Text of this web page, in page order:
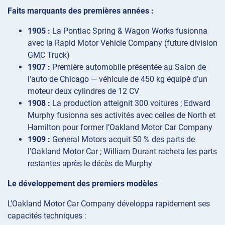
Faits marquants des premières années :
1905 : La Pontiac Spring & Wagon Works fusionna
avec la Rapid Motor Vehicle Company (future division
GMC Truck)
1907 : Première automobile présentée au Salon de
l’auto de Chicago — véhicule de 450 kg équipé d’un
moteur deux cylindres de 12 CV
1908 : La production atteignit 300 voitures ; Edward
Murphy fusionna ses activités avec celles de North et
Hamilton pour former l’Oakland Motor Car Company
1909 : General Motors acquit 50 % des parts de
l’Oakland Motor Car ; William Durant racheta les parts
restantes après le décès de Murphy
Le développement des premiers modèles
L’Oakland Motor Car Company développa rapidement ses
capacités techniques :